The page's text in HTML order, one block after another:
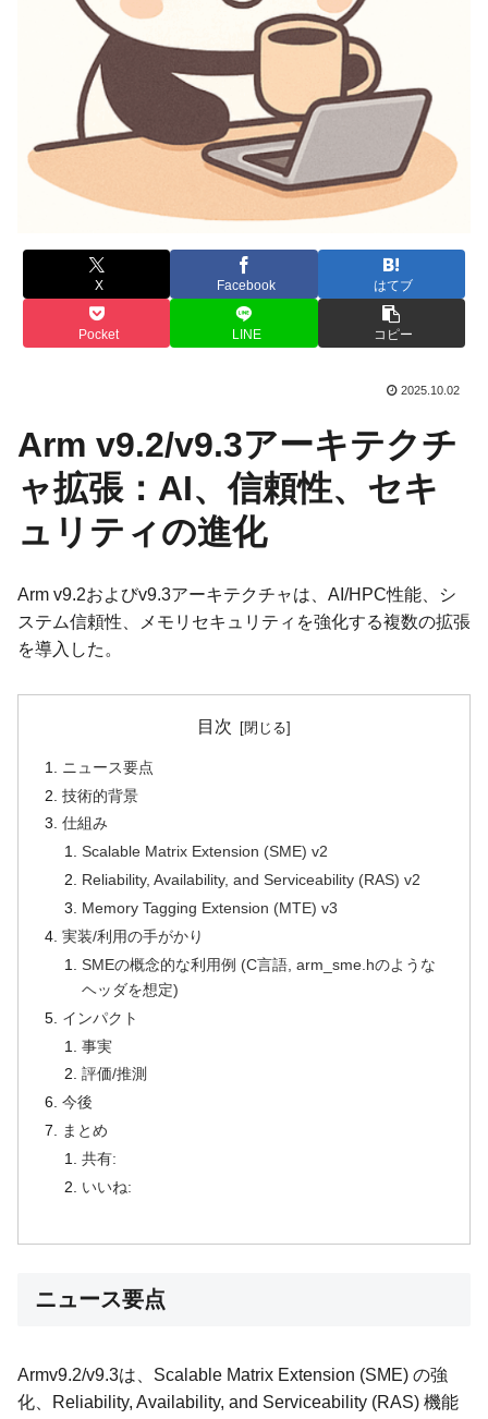
X Facebook はてブ
Pocket LINE コピー
2025.10.02
Arm v9.2/v9.3アーキテクチ
ャ拡張：AI、信頼性、セキ
ュリティの進化
Arm v9.2およびv9.3アーキテクチャは、AI/HPC性能、シ
ステム信頼性、メモリセキュリティを強化する複数の拡張
を導入した。
目次
ニュース要点
技術的背景
仕組み
Scalable Matrix Extension (SME) v2
Reliability, Availability, and Serviceability (RAS) v2
Memory Tagging Extension (MTE) v3
実装/利用の手がかり
SMEの概念的な利用例 (C言語, arm_sme.hのような
ヘッダを想定)
インパクト
事実
評価/推測
今後
まとめ
共有:
いいね:
ニュース要点
Armv9.2/v9.3は、Scalable Matrix Extension (SME) の強
化、Reliability, Availability, and Serviceability (RAS) 機能